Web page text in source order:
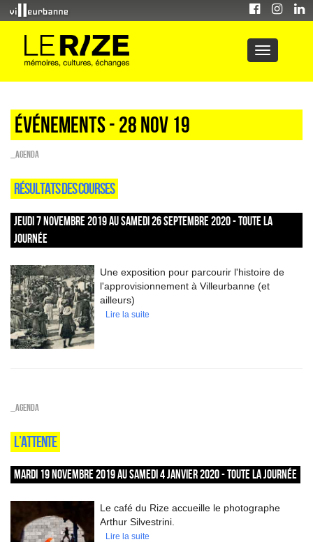
Événements - 28 Nov 19
_Agenda
RÉSULTATS DES COURSES
JEUDI 7 NOVEMBRE 2019 AU SAMEDI 26 SEPTEMBRE 2020 - TOUTE LA
JOURNÉE
Une exposition pour parcourir l'histoire de
l'approvisionnement à Villeurbanne (et
ailleurs)
Lire la suite
_Agenda
L’ATTENTE
MARDI 19 NOVEMBRE 2019 AU SAMEDI 4 JANVIER 2020 - TOUTE LA JOURNÉE
Le café du Rize accueille le photographe
Arthur Silvestrini.
Lire la suite